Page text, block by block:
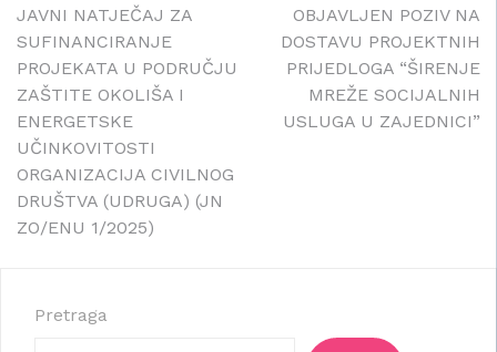
Navigacija
objava
JAVNI NATJEČAJ ZA
SUFINANCIRANJE
PROJEKATA U PODRUČJU
ZAŠTITE OKOLIŠA I
ENERGETSKE
UČINKOVITOSTI
ORGANIZACIJA CIVILNOG
DRUŠTVA (UDRUGA) (JN
ZO/ENU 1/2025)
OBJAVLJEN POZIV NA
DOSTAVU PROJEKTNIH
PRIJEDLOGA “ŠIRENJE
MREŽE SOCIJALNIH
USLUGA U ZAJEDNICI”
Pretraga